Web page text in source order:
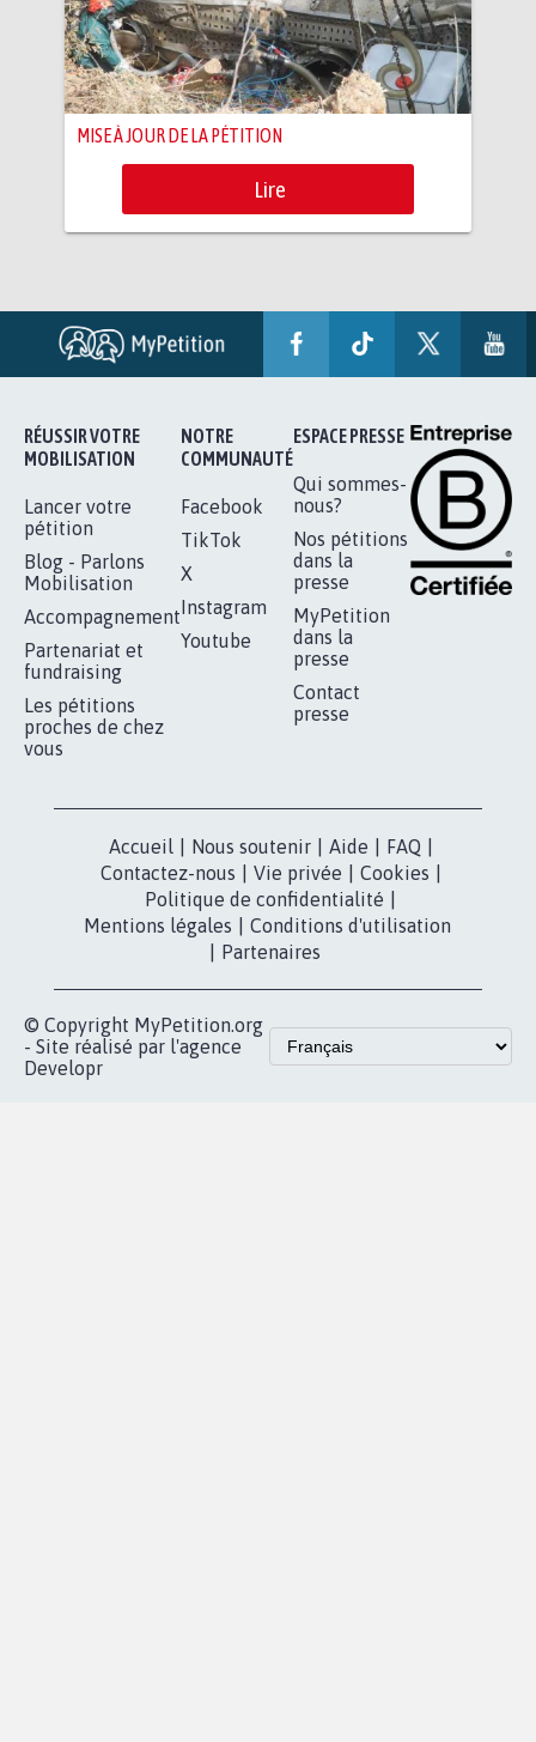
MISE À JOUR DE LA PÉTITION
Lire
RÉUSSIR VOTRE
MOBILISATION
Lancer votre
pétition
Blog - Parlons
Mobilisation
Accompagnement
Partenariat et
fundraising
Les pétitions
proches de chez
vous
NOTRE
COMMUNAUTÉ
Facebook
TikTok
X
Instagram
Youtube
ESPACE PRESSE
Qui sommes-
nous?
Nos pétitions
dans la
presse
MyPetition
dans la
presse
Contact
presse
Accueil Nous soutenir Aide FAQ
Contactez-nous
Vie privée Cookies
Politique de confidentialité
Mentions légales
Conditions d'utilisation
Partenaires
© Copyright MyPetition.org
- Site réalisé par l'agence
Developr